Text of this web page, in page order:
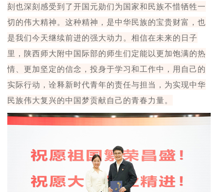
刻也深刻感受到了开国元勋们为国家和民族不惜牺牲一
切的伟大精神。这种精神，是中华民族的宝贵财富，也
是我们今天继续前进的强大动力。相信在未来的日子
里，陕西师大附中国际部的师生们定能以更加饱满的热
情、更加坚定的信念，投身于学习和工作中，用自己的
实际行动，诠释新时代青年的责任与担当，为实现中华
民族伟大复兴的中国梦贡献自己的青春力量。